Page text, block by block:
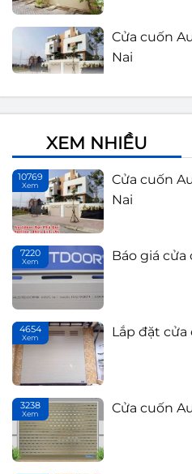
Nai
XEM NHIỀU
10769
Xem
Cửa cuốn
Nai
7220
Xem Báo giá cửa
4654
Xem Lắp đặt
3238
Xem Cửa cuốn